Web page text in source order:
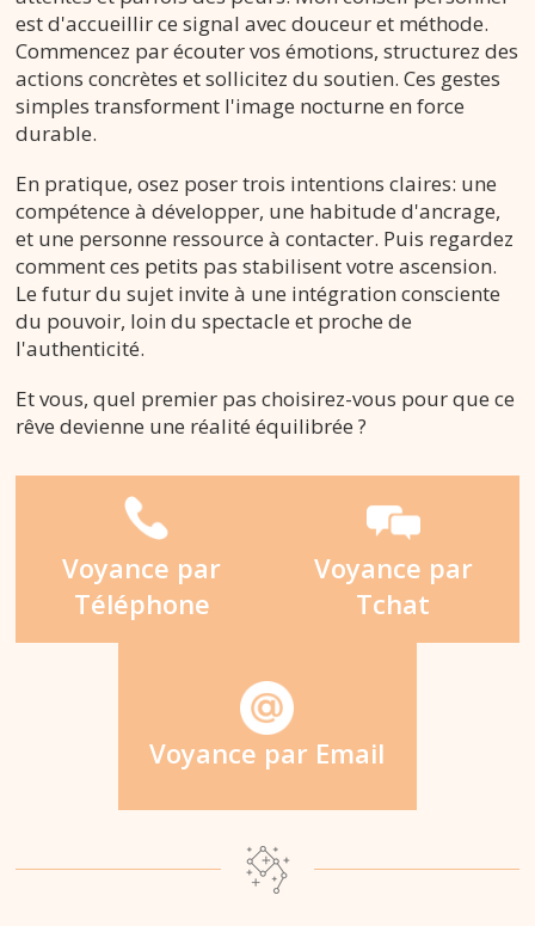
est d'accueillir ce signal avec douceur et méthode.
Commencez par écouter vos émotions, structurez des
actions concrètes et sollicitez du soutien. Ces gestes
simples transforment l'image nocturne en force
durable.
En pratique, osez poser trois intentions claires: une
compétence à développer, une habitude d'ancrage,
et une personne ressource à contacter. Puis regardez
comment ces petits pas stabilisent votre ascension.
Le futur du sujet invite à une intégration consciente
du pouvoir, loin du spectacle et proche de
l'authenticité.
Et vous, quel premier pas choisirez-vous pour que ce
rêve devienne une réalité équilibrée ?
Voyance par
Téléphone
Voyance par
Tchat
Voyance par Email